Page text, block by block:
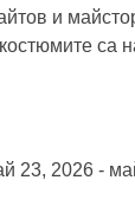
и
са
23, 2026 -